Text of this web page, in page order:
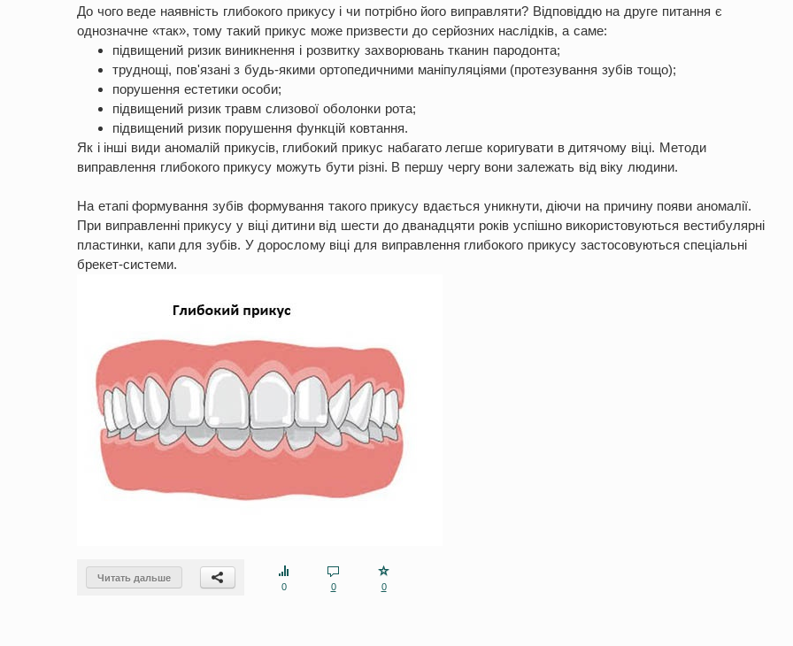
До чого веде наявність глибокого прикусу і чи потрібно його виправляти? Відповіддю на друге питання є
однозначне «так», тому такий прикус може призвести до серйозних наслідків, а саме:
підвищений ризик виникнення і розвитку захворювань тканин пародонта;
труднощі, пов'язані з будь-якими ортопедичними маніпуляціями (протезування зубів тощо);
порушення естетики особи;
підвищений ризик травм слизової оболонки рота;
підвищений ризик порушення функцій ковтання.
Як і інші види аномалій прикусів, глибокий прикус набагато легше коригувати в дитячому віці. Методи
виправлення глибокого прикусу можуть бути різні. В першу чергу вони залежать від віку людини.
На етапі формування зубів формування такого прикусу вдається уникнути, діючи на причину появи аномалії.
При виправленні прикусу у віці дитини від шести до дванадцяти років успішно використовуються вестибулярні
пластинки, капи для зубів. У дорослому віці для виправлення глибокого прикусу застосовуються спеціальні
брекет-системи.
Читать дальше
0
0 0